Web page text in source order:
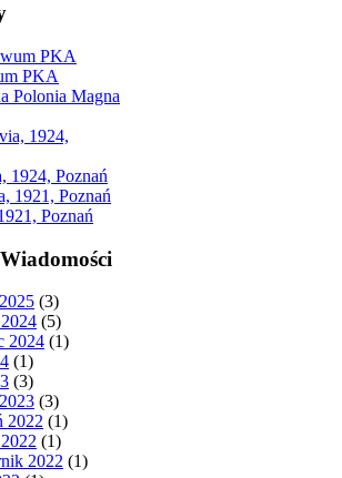
PKA
Magna
1924, Poznań
Poznań
(3)
(5)
2024 (1)
(1)
(3)
(3)
2022 (1)
(1)
2022 (1)